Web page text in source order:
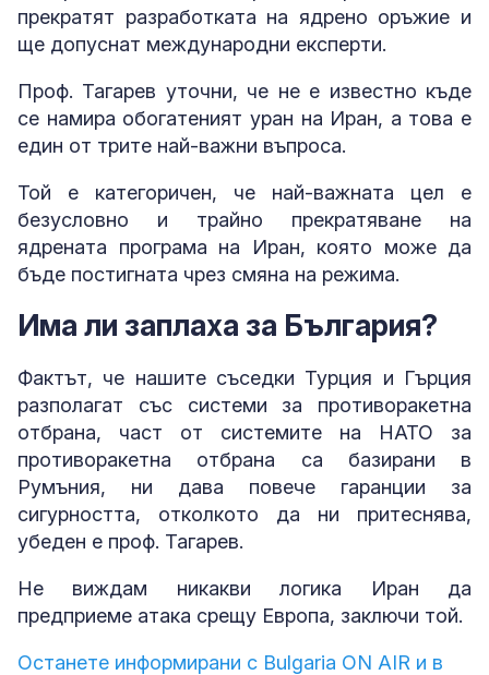
прекратят разработката на ядрено оръжие и
ще допуснат международни експерти.
Проф. Тагарев уточни, че не е известно къде
се намира обогатеният уран на Иран, а това е
един от трите най-важни въпроса.
Той е категоричен, че най-важната цел е
безусловно и трайно прекратяване на
ядрената програма на Иран, която може да
бъде постигната чрез смяна на режима.
Има ли заплаха за България?
Фактът, че нашите съседки Турция и Гърция
разполагат със системи за противоракетна
отбрана, част от системите на НАТО за
противоракетна отбрана са базирани в
Румъния, ни дава повече гаранции за
сигурността, отколкото да ни притеснява,
убеден е проф. Тагарев.
Не виждам никакви логика Иран да
предприеме атака срещу Европа, заключи той.
Останете информирани с Bulgaria ON AIR и в